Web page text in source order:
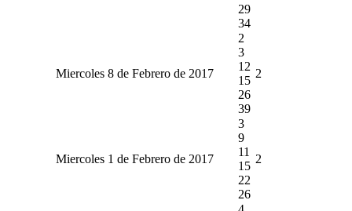
29
34
Miercoles 8 de Febrero de 2017
2
3
12
15
26
39
2
Miercoles 1 de Febrero de 2017
3
9
11
15
22
26
2